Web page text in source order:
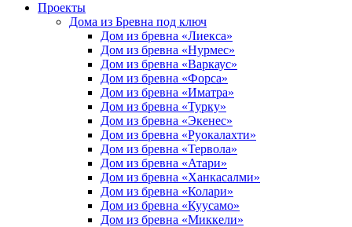
Проекты
Дома из Бревна под ключ
Дом из бревна «Лиекса»
Дом из бревна «Нурмес»
Дом из бревна «Варкаус»
Дом из бревна «Форса»
Дом из бревна «Иматра»
Дом из бревна «Турку»
Дом из бревна «Экенес»
Дом из бревна «Руокалахти»
Дом из бревна «Тервола»
Дом из бревна «Атари»
Дом из бревна «Ханкасалми»
Дом из бревна «Колари»
Дом из бревна «Куусамо»
Дом из бревна «Миккели»